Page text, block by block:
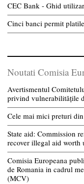
CEC Bank - Ghid
Cinci banci permit
Noutati Comisia
Avertismentul
privind vulnerabilitățile
Cele mai mici preturi
State aid: Commission
recover illegal aid
Comisia Europeana
de Romania in cadrul
(MCV)